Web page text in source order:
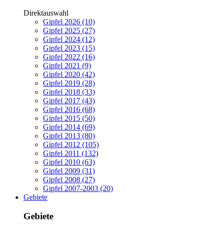
Direktauswahl
Gipfel 2026 (10)
Gipfel 2025 (27)
Gipfel 2024 (12)
Gipfel 2023 (15)
Gipfel 2022 (16)
Gipfel 2021 (9)
Gipfel 2020 (42)
Gipfel 2019 (28)
Gipfel 2018 (33)
Gipfel 2017 (43)
Gipfel 2016 (68)
Gipfel 2015 (50)
Gipfel 2014 (69)
Gipfel 2013 (80)
Gipfel 2012 (105)
Gipfel 2011 (132)
Gipfel 2010 (63)
Gipfel 2009 (31)
Gipfel 2008 (27)
Gipfel 2007-2003 (20)
Gebiete
Gebiete